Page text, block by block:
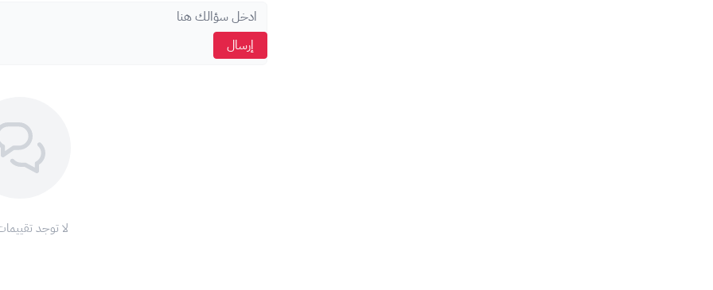
عند شراء بطاقة هدايا هواوي، ستتلقى كودًا وسيريالًا.
مع بطاقات هدايا هواوي، ارتقِ بتجربة تطبيقاتك إلى مستوى
إرسال
لا توجد